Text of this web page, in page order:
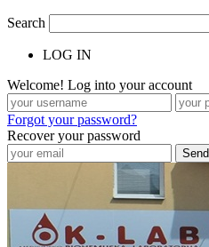
Search
LOG IN
Welcome! Log into your account
Forgot your password?
Recover your password